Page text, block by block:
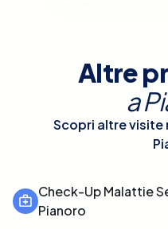
Altre
a
Scopri altre visite
Check-Up Malattie
Pianoro